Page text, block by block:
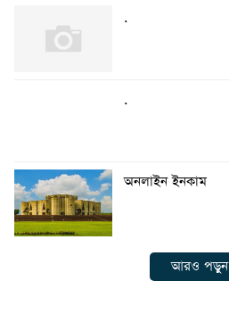
.
.
অনলাইন ইনকাম
আরও পড়ুন